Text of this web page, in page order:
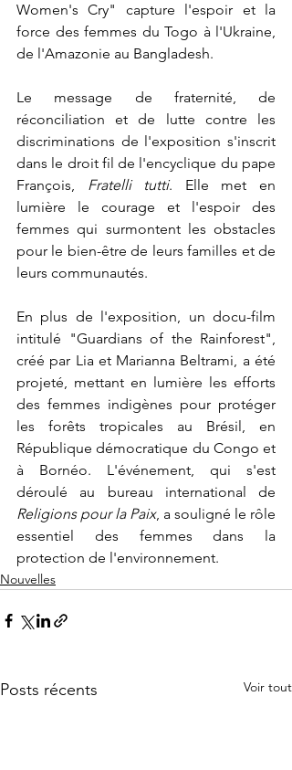
Women's Cry" capture l'espoir et la
force des femmes du Togo à l'Ukraine,
de l'Amazonie au Bangladesh.
Le message de fraternité, de
réconciliation et de lutte contre les
discriminations de l'exposition s'inscrit
dans le droit fil de l'encyclique du pape
François, Fratelli tutti. Elle met en
lumière le courage et l'espoir des
femmes qui surmontent les obstacles
pour le bien-être de leurs familles et de
leurs communautés.
En plus de l'exposition, un docu-film
intitulé "Guardians of the Rainforest",
créé par Lia et Marianna Beltrami, a été
projeté, mettant en lumière les efforts
des femmes indigènes pour protéger
les forêts tropicales au Brésil, en
République démocratique du Congo et
à Bornéo. L'événement, qui s'est
Religions pour la Paix, a souligné le rôle
essentiel des femmes dans la
protection de l'environnement.
Nouvelles
Posts récents Voir tout